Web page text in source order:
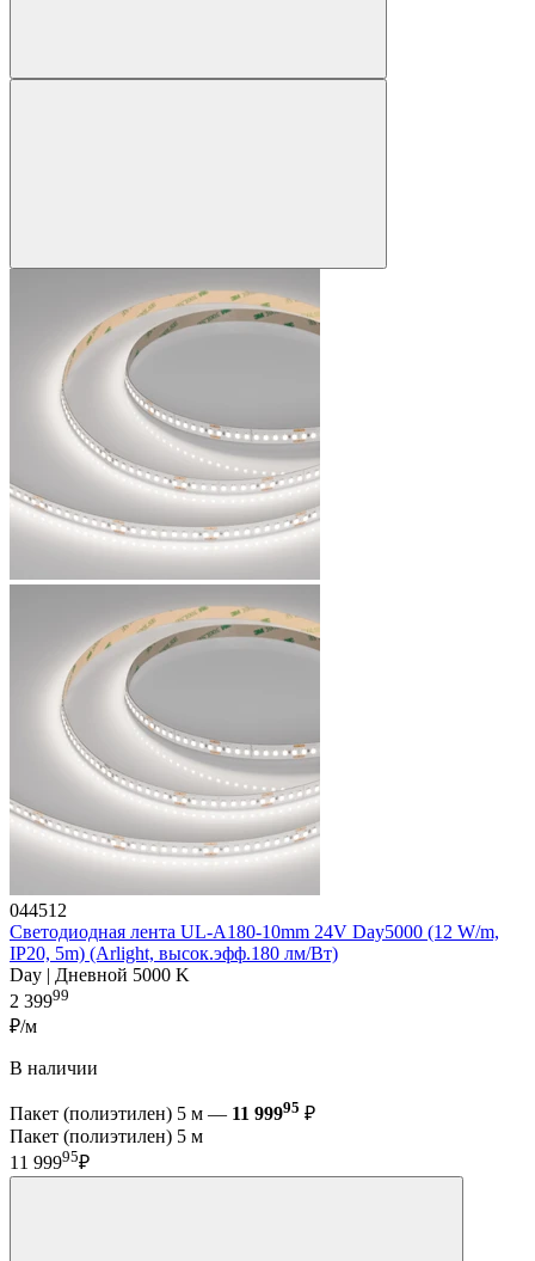
044512
Светодиодная лента UL-A180-10mm 24V Day5000 (12 W/m,
IP20, 5m) (Arlight, высок.эфф.180 лм/Вт)
Day | Дневной 5000 K
2 39999
₽/м
В наличии
Пакет (полиэтилен) 5 м — 11 99995 ₽
Пакет (полиэтилен) 5 м
11 99995₽